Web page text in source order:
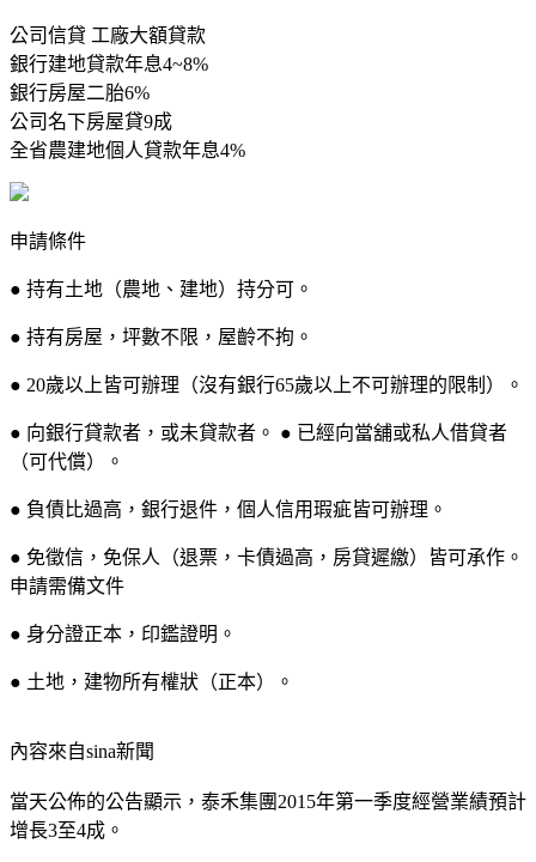
公司信貸 工廠大額貸款
銀行建地貸款年息4~8%
銀行房屋二胎6%
公司名下房屋貸9成
全省農建地個人貸款年息4%
申請條件
● 持有土地（農地、建地）持分可。
● 持有房屋，坪數不限，屋齡不拘。
● 20歲以上皆可辦理（沒有銀行65歲以上不可辦理的限制）。
● 向銀行貸款者，或未貸款者。 ● 已經向當舖或私人借貸者
（可代償）。
● 負債比過高，銀行退件，個人信用瑕疵皆可辦理。
● 免徵信，免保人（退票，卡債過高，房貸遲繳）皆可承作。
申請需備文件
● 身分證正本，印鑑證明。
● 土地，建物所有權狀（正本）。
內容來自sina新聞
當天公佈的公告顯示，泰禾集團2015年第一季度經營業績預計
增長3至4成。